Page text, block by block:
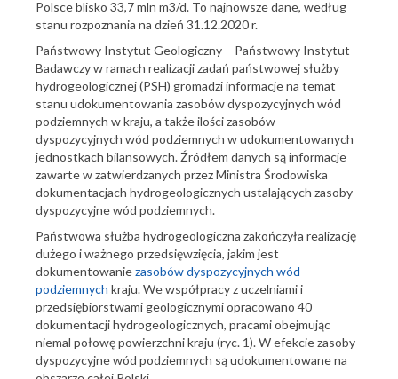
Polsce blisko 33,7 mln m3/d. To najnowsze dane, według
stanu rozpoznania na dzień 31.12.2020 r.
Państwowy Instytut Geologiczny – Państwowy Instytut
Badawczy w ramach realizacji zadań państwowej służby
hydrogeologicznej (PSH) gromadzi informacje na temat
stanu udokumentowania zasobów dyspozycyjnych wód
podziemnych w kraju, a także ilości zasobów
dyspozycyjnych wód podziemnych w udokumentowanych
jednostkach bilansowych. Źródłem danych są informacje
zawarte w zatwierdzanych przez Ministra Środowiska
dokumentacjach hydrogeologicznych ustalających zasoby
dyspozycyjne wód podziemnych.
Państwowa służba hydrogeologiczna zakończyła realizację
dużego i ważnego przedsięwzięcia, jakim jest
dokumentowaniezasobów dyspozycyjnych wód
podziemnych kraju. We współpracy z uczelniami i
przedsiębiorstwami geologicznymi opracowano 40
dokumentacji hydrogeologicznych, pracami obejmując
niemal połowę powierzchni kraju (ryc. 1). W efekcie zasoby
dyspozycyjne wód podziemnych są udokumentowane na